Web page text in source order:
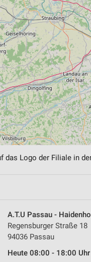
das Logo der Filiale in
A.T.U Passau -
Regensburger Straße 18
94036 Passau
Heute 08:00 - 18:00 Uhr